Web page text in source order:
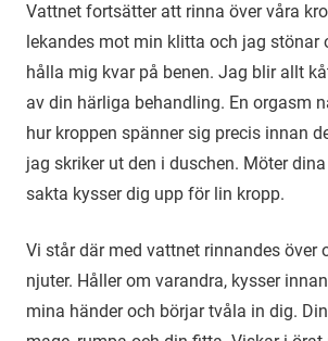
Vattnet fortsätter att rinna över våra
lekandes mot min klitta och jag stönar
hålla mig kvar på benen. Jag blir allt
av din härliga behandling. En orgasm
hur kroppen spänner sig precis innan
jag skriker ut den i duschen. Möter
sakta kysser dig upp för lin kropp.
Vi står där med vattnet rinnandes över
njuter. Håller om varandra, kysser
mina händer och börjar tvåla in dig.